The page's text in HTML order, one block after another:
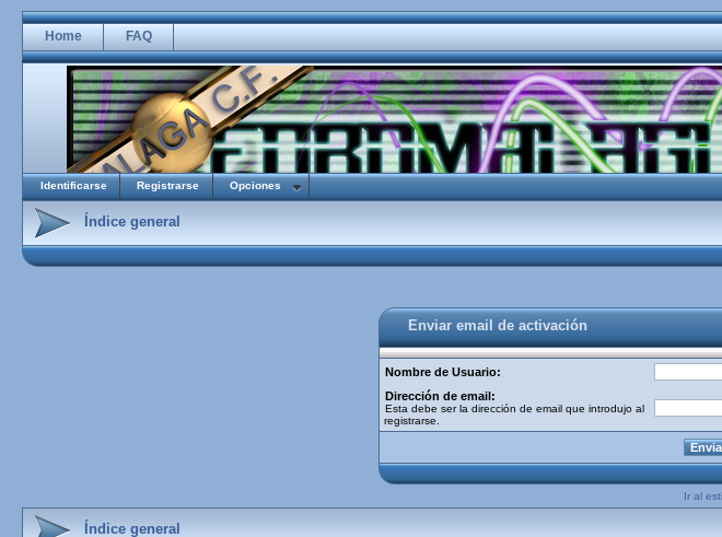
Home FAQ
Identificarse Registrarse Opciones
Índice general
Enviar email de activación
Nombre de Usuario:
Dirección de email:
Esta debe ser la dirección de email que introdujo al
registrarse.
Ir al
Índice general